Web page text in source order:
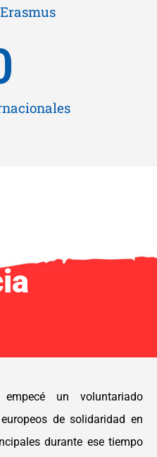
un voluntariado
de solidaridad en
durante ese tiempo